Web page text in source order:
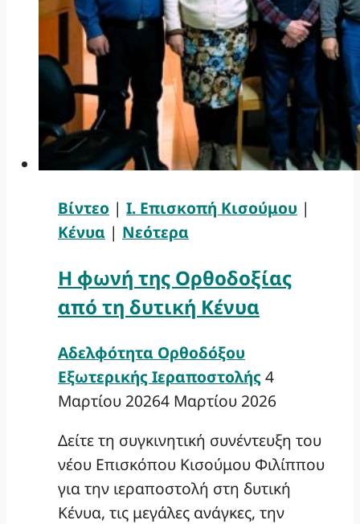
Βίντεο | Ι. Επισκοπή Κισούμου |
Κένυα | Νεότερα
Η φωνή της Ορθοδοξίας
από τη δυτική Κένυα
Αδελφότητα Ορθοδόξου
Εξωτερικής Ιεραποστολής 4
Μαρτίου 20264 Μαρτίου 2026
Δείτε τη συγκινητική συνέντευξη του
νέου Επισκόπου Κισούμου Φιλίππου
για την ιεραποστολή στη δυτική
Κένυα, τις μεγάλες ανάγκες, την